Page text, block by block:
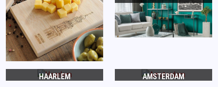
HAARLEM AMSTERDAM